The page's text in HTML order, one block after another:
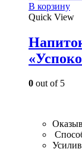
В корзину
Quick View
0 out of 5